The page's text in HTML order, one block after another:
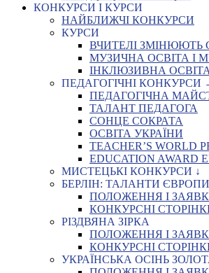
КОНКУРСИ І КУРСИ
НАЙБЛИЖЧІ КОНКУРСИ
КУРСИ
ВЧИТЕЛІ ЗМІНЮЮТЬ
МУЗИЧНА ОСВІТА І
ІНКЛЮЗИВНА ОСВІТА:
ПЕДАГОГІЧНІ КОНКУРСИ
ПЕДАГОГІЧНА
ТАЛАНТ ПЕДАГОГА
СОНЦЕ СОКРАТА
ОСВІТА УКРАЇНИ
TEACHER’S WORLD
EDUCATION AWARD
МИСТЕЦЬКІ КОНКУРСИ ↓
БЕРЛІН: ТАЛАНТИ ЄВРОПИ
ПОЛОЖЕННЯ І
КОНКУРСНІ
РІЗДВЯНА ЗІРКА
ПОЛОЖЕННЯ І
КОНКУРСНІ
УКРАЇНСЬКА ОСІНЬ